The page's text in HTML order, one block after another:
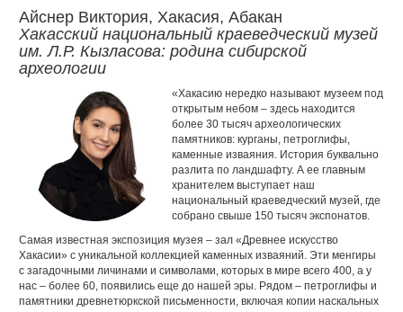
Айснер Виктория, Хакасия, Абакан
Хакасский национальный краеведческий музей
им. Л.Р. Кызласова: родина сибирской
археологии
«Хакасию нередко называют музеем под
открытым небом – здесь находится
более 30 тысяч археологических
памятников: курганы, петроглифы,
каменные изваяния. История буквально
разлита по ландшафту. А ее главным
хранителем выступает наш
национальный краеведческий музей, где
собрано свыше 150 тысяч экспонатов.
Самая известная экспозиция музея – зал «Древнее искусство
Хакасии» с уникальной коллекцией каменных изваяний. Эти менгиры
с загадочными личинами и символами, которых в мире всего 400, а у
нас – более 60, появились еще до нашей эры. Рядом – петроглифы и
памятники древнетюркской письменности, включая копии наскальных